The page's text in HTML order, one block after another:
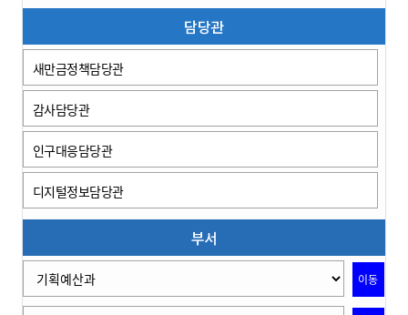
담당관
새만금정책담당관
감사담당관
인구대응담당관
디지털정보담당관
부서
이동